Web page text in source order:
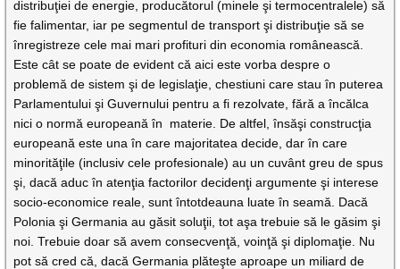
distribuţiei de energie, producătorul (minele şi termocentralele) să
fie falimentar, iar pe segmentul de transport şi distribuţie să se
înregistreze cele mai mari profituri din economia românească.
Este cât se poate de evident că aici este vorba despre o
problemă de sistem şi de legislaţie, chestiuni care stau în puterea
Parlamentului şi Guvernului pentru a fi rezolvate, fără a încălca
nici o normă europeană în materie. De altfel, însăşi construcţia
europeană este una în care majoritatea decide, dar în care
minorităţile (inclusiv cele profesionale) au un cuvânt greu de spus
şi, dacă aduc în atenţia factorilor decidenţi argumente şi interese
socio-economice reale, sunt întotdeauna luate în seamă. Dacă
Polonia şi Germania au găsit soluţii, tot aşa trebuie să le găsim şi
noi. Trebuie doar să avem consecvenţă, voinţă şi diplomaţie. Nu
pot să cred că, dacă Germania plăteşte aproape un miliard de